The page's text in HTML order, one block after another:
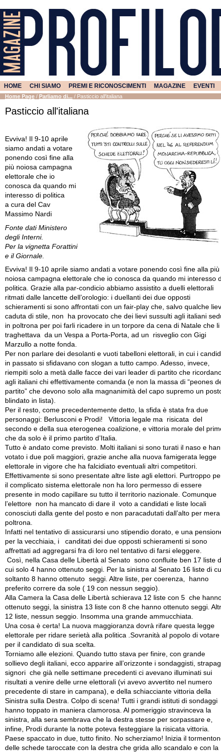
HOME CHI SIAMO PREMI E RICONOSCIMENTI MAGAZINE EVENTI
Home Page / Parliamo di... / Pasticcio all'italiana
Pasticcio all'italiana
Evviva! Il 9-10 aprile
siamo andati a votare
ponendo così fine alla
più noiosa campagna
elettorale che io
conosca da quando mi
interesso di politica
a cura del Cav
Massimo Nardi
Fonte dati Ministero
degli Interni.
Per la vignetta Forattini
e il Giornale.
Evviva! Il 9-10 aprile siamo andati a votare ponendo così fine alla più
noiosa campagna elettorale che io conosca da quando mi interesso
politica. Grazie alla par-condicio abbiamo assistito a duelli elettorali
ritmati dalle lancette dell’orologio: i duellanti dei due opposti
schieramenti si sono affrontati con un fair-play che, salvo qualche
caduta di stile, non ha provocato che dei lievi sussulti agli italiani
in poltrona per poi farli ricadere in un torpore da cena di Natale che li
traghettava da un Vespa a Porta-Porta, ad un risveglio con Gigi
Marzullo a notte fonda.
Per non parlare dei desolanti e vuoti tabelloni elettorali, in cui i
in passato si sfidavano con slogan a tutto campo. Adesso, invece,
riempiti solo a metà dalle facce dei vari leader di partito che
agli italiani chi effettivamente comanda (e non la massa di “peones
partito” che devono solo alla magnanimità del capo supremo un
blindato in lista).
Per il resto, come precedentemente detto, la sfida è stata fra due
personaggi: Berlusconi e Prodi! Vittoria legale ma risicata del
secondo e della sua eterogenea coalizione, e vittoria morale del
che da solo è il primo partito d’Italia.
Tutto è andato come previsto. Molti italiani si sono turati il naso e
votato i due poli maggiori, grazie anche alla nuova famigerata legge
elettorale in vigore che ha falcidiato eventuali altri competitori.
Effettivamente si sono presentate altre liste agli elettori. Purtroppo
il complicato sistema elettorale non ha loro permesso di essere
presente in modo capillare su tutto il territorio nazionale. Comunque
l’elettore non ha mancato di dare il voto a candidati e liste locali
conosciuti dalla gente del posto e non paracadutati dall’alto per mera
poltrona.
Infatti nel tentativo di assicurarsi uno stipendio dorato, e una
per la vecchiaia, i canditati dei due opposti schieramenti si sono
affrettati ad aggregarsi fra di loro nel tentativo di farsi eleggere.
Così, nella Casa delle Libertà al Senato sono confluite ben 17 liste
cui solo 4 hanno ottenuto seggi. Per la sinistra al Senato 16 liste di
soltanto 8 hanno ottenuto seggi. Altre liste, per coerenza, hanno
preferito correre da sole ( 19 con nessun seggio).
Alla Camera la Casa delle Libertà schierava 12 liste con 5 che
ottenuto seggi, la sinistra 13 liste con 8 che hanno ottenuto seggi.
12 liste, nessun seggio. Insomma una grande ammucchiata.
Una cosa è certa! La nuova maggioranza dovrà rifare questa legge
elettorale per ridare serietà alla politica .Sovranità al popolo di votare
per il candidato di sua scelta.
Torniamo alle elezioni. Quando tutto stava per finire, con grande
sollievo degli italiani, ecco apparire all’orizzonte i sondaggisti,
signori che già nelle settimane precedenti ci avevano illuminati sui
risultati a venire delle urne elettorali (vi avevo avvertito nel numero
precedente di stare in campana), e della schiacciante vittoria della
Sinistra sulla Destra. Colpo di scena! Tutti i grandi istituti di sondaggi
hanno toppato in maniera clamorosa. Al pomeriggio stravinceva la
sinistra, alla sera sembrava che la destra stesse per sorpassare e,
infine, Prodi durante la notte poteva festeggiare la risicata vittoria.
Paese spaccato in due, tutto finito. No scherziamo! Inizia il
delle schede taroccate con la destra che grida allo scandalo e con la